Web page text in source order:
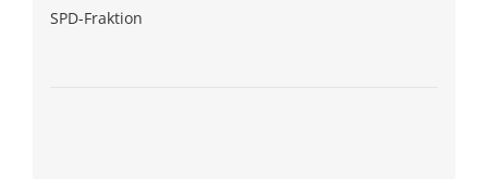
SPD-Fraktion